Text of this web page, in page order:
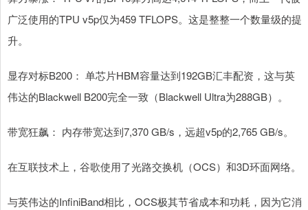
广泛使用的TPU v5p仅为459 TFLOPS。这是整整一个数量级的提
升。
显存对标B200： 单芯片HBM容量达到192GB汇丰配资，这与英
伟达的Blackwell B200完全一致（Blackwell Ultra为288GB）。
带宽狂飙： 内存带宽达到7,370 GB/s，远超v5p的2,765 GB/s。
在互联技术上，谷歌使用了光路交换机（OCS）和3D环面网络。
与英伟达的InfiniBand相比，OCS极其节省成本和功耗，因为它消